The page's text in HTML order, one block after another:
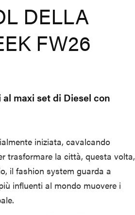
DELLA
FW26
maxi set di Diesel con
iniziata, cavalcando
trasformare la città, questa volta,
il fashion system guarda a
influenti al mondo muovere i